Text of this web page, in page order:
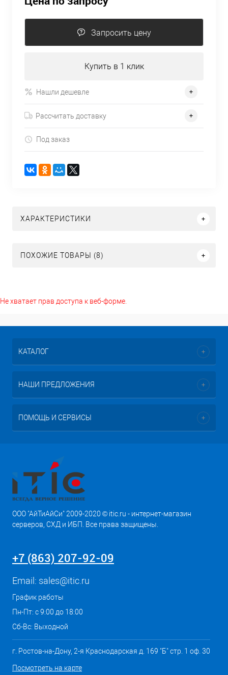
Запросить цену
Купить в 1 клик
Нашли дешевле
Рассчитать доставку
Под заказ
ХАРАКТЕРИСТИКИ
ПОХОЖИЕ ТОВАРЫ (8)
Не хватает прав доступа к веб-форме.
КАТАЛОГ
НАШИ ПРЕДЛОЖЕНИЯ
ПОМОЩЬ И СЕРВИСЫ
ООО "АйТиАйСи" 2009-2020 © itic.ru - интернет-магазин
серверов, СХД и ИБП. Все права защищены.
+7 (863) 207-92-09
Email: sales@itic.ru
График работы
Пн-Пт: с 9:00 до 18:00
Сб-Вс: Выходной
г. Ростов-на-Дону, 2-я Краснодарская д. 169 "Б" стр. 1 оф. 30
Посмотреть на карте